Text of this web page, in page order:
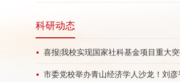
科研动态
喜报|我校实现国家社科基金项目重大
市委党校举办青山经济学人沙龙！刘